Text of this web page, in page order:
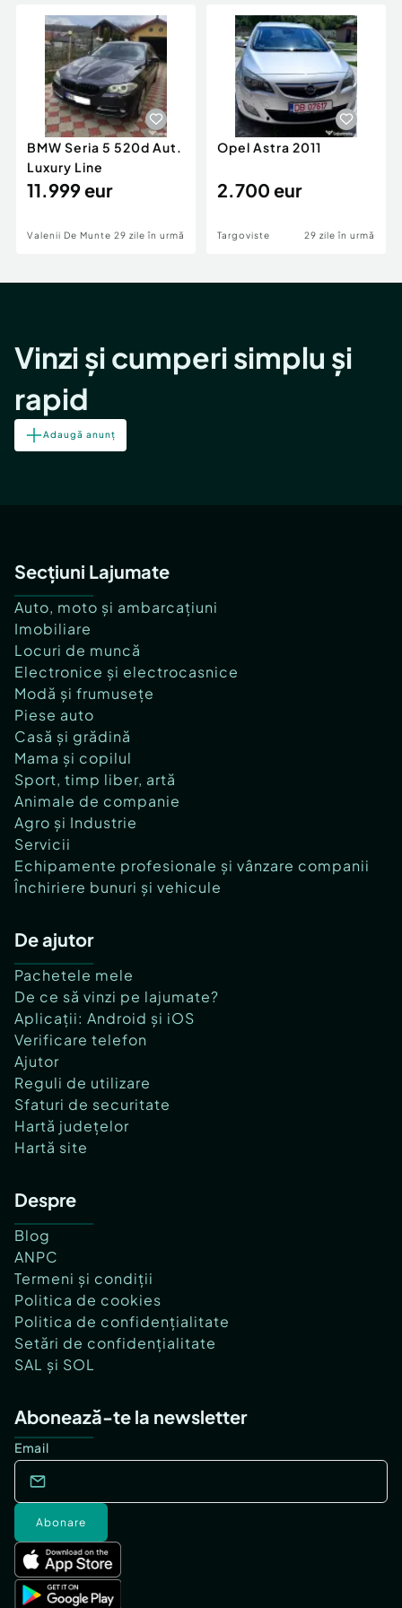
Servicii
Animale de companie
Afaceri și echipamente profesionale
Inchiriere Bunuri si Vehicule
Utilaje agricole si industriale
Piese auto si accesorii
Dacia Duster
BMW Seria 5 520d Aut.
Luxury Line
11.999 eur
Valenii De Munte 29 zile în urmă
Opel Astra 2011
2.700 eur
Targoviste 29 zile în urmă
Vinzi și cumperi simplu și
rapid
Adaugă anunț
Secțiuni Lajumate
Auto, moto și ambarcațiuni
Imobiliare
Locuri de muncă
Electronice și electrocasnice
Modă și frumusețe
Piese auto
Casă și grădină
Mama și copilul
Sport, timp liber, artă
Animale de companie
Agro și Industrie
Servicii
Echipamente profesionale și vânzare companii
Închiriere bunuri și vehicule
De ajutor
Pachetele mele
De ce să vinzi pe lajumate?
Aplicații: Android și iOS
Verificare telefon
Ajutor
Reguli de utilizare
Sfaturi de securitate
Hartă județelor
Hartă site
Despre
Blog
ANPC
Termeni și condiții
Politica de cookies
Politica de confidențialitate
Setări de confidențialitate
SAL și SOL
Abonează-te la newsletter
Email
Abonare